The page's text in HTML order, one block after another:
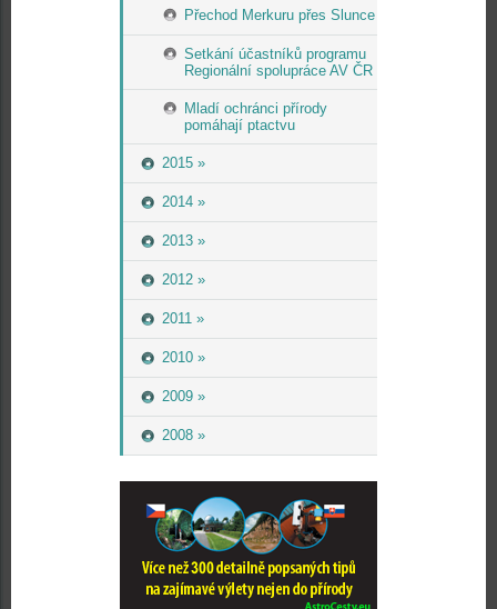
Přechod Merkuru přes Slunce
Setkání účastníků programu
Regionální spolupráce AV ČR
Mladí ochránci přírody
pomáhají ptactvu
2015 »
2014 »
2013 »
2012 »
2011 »
2010 »
2009 »
2008 »